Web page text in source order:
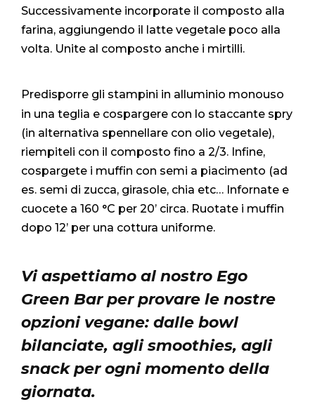
Successivamente incorporate il composto alla
farina, aggiungendo il latte vegetale poco alla
volta. Unite al composto anche i mirtilli.
Predisporre gli stampini in alluminio monouso
in una teglia e cospargere con lo staccante spry
(in alternativa spennellare con olio vegetale),
riempiteli con il composto fino a 2/3. Infine,
cospargete i muffin con semi a piacimento (ad
es. semi di zucca, girasole, chia etc… Infornate e
cuocete a 160 °C per 20’ circa. Ruotate i muffin
dopo 12’ per una cottura uniforme.
Vi aspettiamo al nostro Ego
Green Bar per provare le nostre
opzioni vegane: dalle bowl
bilanciate, agli smoothies, agli
snack per ogni momento della
giornata.